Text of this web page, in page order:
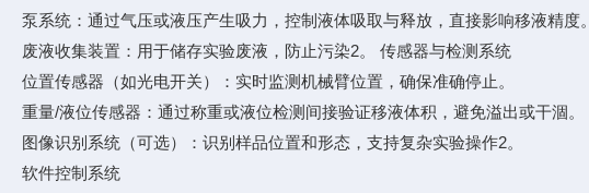
泵系统：通过气压或液压产生吸力，控制液体吸取与释放，直接影响移液精度。
废液收集装置：用于储存实验废液，防止污染2。 传感器与检测系统
位置传感器（如光电开关）：实时监测机械臂位置，确保准确停止。
重量/液位传感器：通过称重或液位检测间接验证移液体积，避免溢出或干涸。
图像识别系统（可选）：识别样品位置和形态，支持复杂实验操作2。
软件控制系统